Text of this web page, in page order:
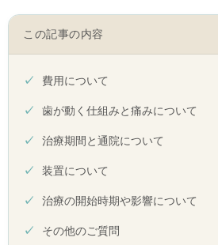
この記事の内容
費用について
歯が動く仕組みと痛みについて
治療期間と通院について
装置について
治療の開始時期や影響について
その他のご質問